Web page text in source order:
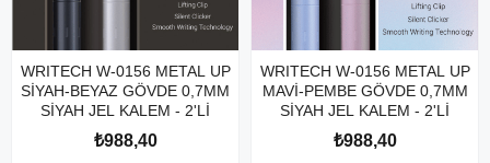
WRITECH W-0156 METAL UP
SİYAH-BEYAZ GÖVDE 0,7MM
SİYAH JEL KALEM - 2'Lİ
₺988,40
WRITECH W-0156 METAL UP
MAVİ-PEMBE GÖVDE 0,7MM
SİYAH JEL KALEM - 2'Lİ
₺988,40